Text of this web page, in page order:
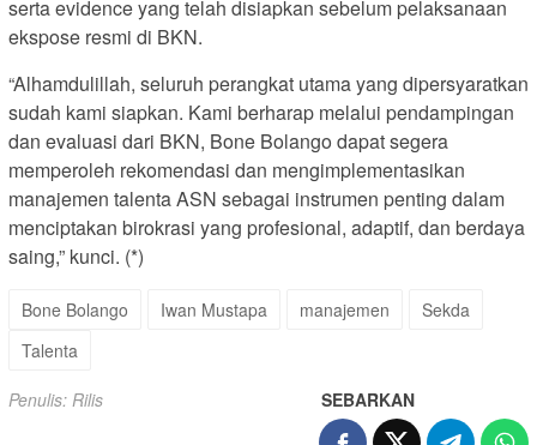
serta evidence yang telah disiapkan sebelum pelaksanaan
ekspose resmi di BKN.
“Alhamdulillah, seluruh perangkat utama yang dipersyaratkan
sudah kami siapkan. Kami berharap melalui pendampingan
dan evaluasi dari BKN, Bone Bolango dapat segera
memperoleh rekomendasi dan mengimplementasikan
manajemen talenta ASN sebagai instrumen penting dalam
menciptakan birokrasi yang profesional, adaptif, dan berdaya
saing,” kunci. (*)
Bone Bolango Iwan Mustapa manajemen
Sekda
Talenta
Penulis: Rilis SEBARKAN